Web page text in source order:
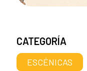
CATEGORÍA
ESCÉNICAS